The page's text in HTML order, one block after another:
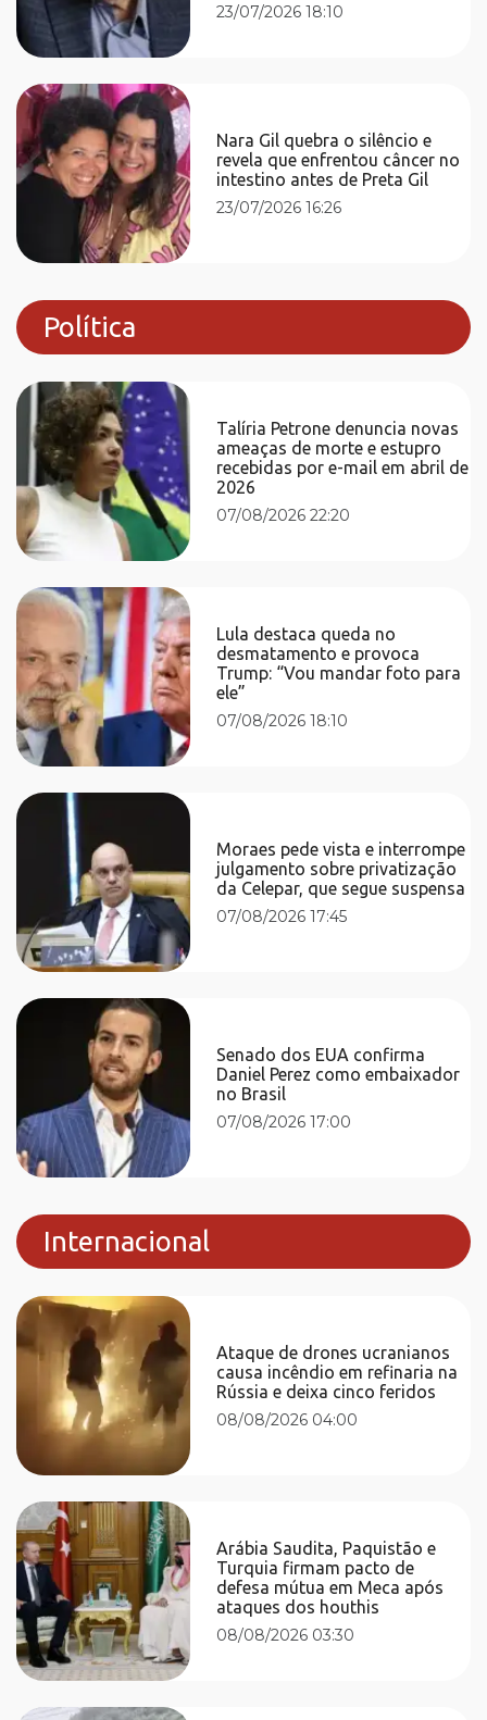
23/07/2026 18:10
Nara Gil quebra o silêncio e
revela que enfrentou câncer no
intestino antes de Preta Gil
23/07/2026 16:26
Política
Talíria Petrone denuncia novas
ameaças de morte e estupro
recebidas por e-mail em abril de
2026
07/08/2026 22:20
Lula destaca queda no
desmatamento e provoca
Trump: “Vou mandar foto para
ele”
07/08/2026 18:10
Moraes pede vista e interrompe
julgamento sobre privatização
da Celepar, que segue suspensa
07/08/2026 17:45
Senado dos EUA confirma
Daniel Perez como embaixador
no Brasil
07/08/2026 17:00
Internacional
Ataque de drones ucranianos
causa incêndio em refinaria na
Rússia e deixa cinco feridos
08/08/2026 04:00
Arábia Saudita, Paquistão e
Turquia firmam pacto de
defesa mútua em Meca após
ataques dos houthis
08/08/2026 03:30